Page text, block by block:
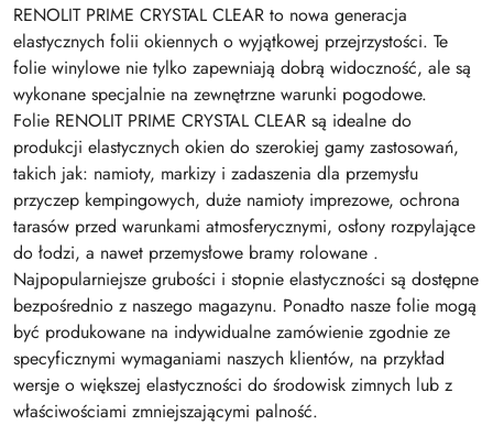
RENOLIT PRIME CRYSTAL CLEAR to nowa generacja
elastycznych folii okiennych o wyjątkowej przejrzystości. Te
folie winylowe nie tylko zapewniają dobrą widoczność, ale są
wykonane specjalnie na zewnętrzne warunki pogodowe.
Folie RENOLIT PRIME CRYSTAL CLEAR są idealne do
produkcji elastycznych okien do szerokiej gamy zastosowań,
takich jak: namioty, markizy i zadaszenia dla przemysłu
przyczep kempingowych, duże namioty imprezowe, ochrona
tarasów przed warunkami atmosferycznymi, osłony rozpylające
do łodzi, a nawet przemysłowe bramy rolowane .
Najpopularniejsze grubości i stopnie elastyczności są dostępne
bezpośrednio z naszego magazynu. Ponadto nasze folie mogą
być produkowane na indywidualne zamówienie zgodnie ze
specyficznymi wymaganiami naszych klientów, na przykład
wersje o większej elastyczności do środowisk zimnych lub z
właściwościami zmniejszającymi palność.